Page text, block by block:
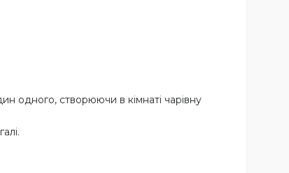
одного, створюючи в кімнаті чарівну